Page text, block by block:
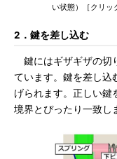
い状態）［クリッ
2．鍵を差し込む
鍵にはギザギザの切
ています。鍵を差し込
げられます。正しい鍵
境界とぴったり一致し